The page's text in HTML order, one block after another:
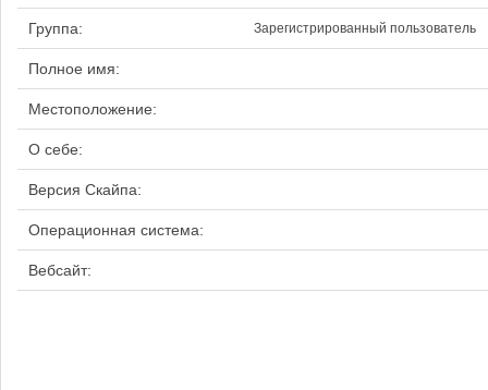
Группа: Зарегистрированный пользователь
Полное имя:
Местоположение:
О себе:
Версия Скайпа:
Операционная система:
Вебсайт: